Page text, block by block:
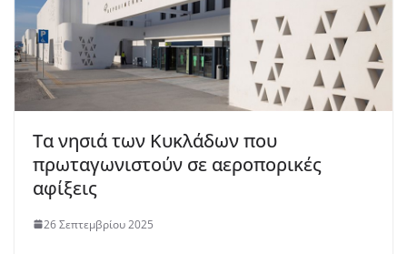
Τα νησιά των Κυκλάδων που
πρωταγωνιστούν σε αεροπορικές
αφίξεις
26 Σεπτεμβρίου 2025